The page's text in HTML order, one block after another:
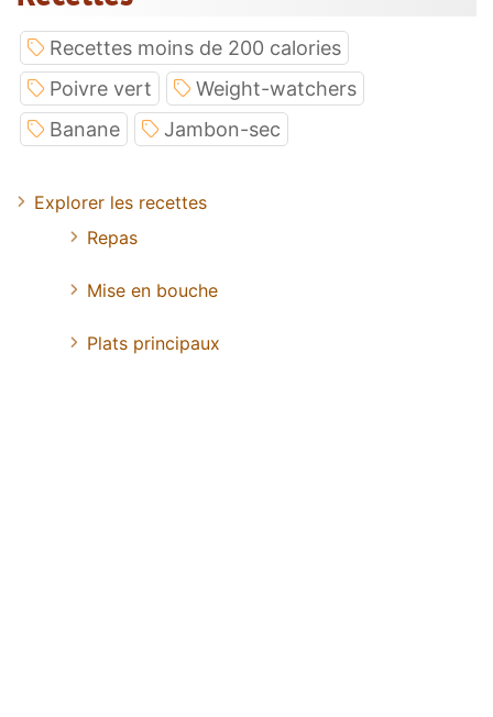
Recettes moins de 200 calories
Poivre vert
Weight-watchers
Banane
Jambon-sec
Explorer les recettes
Repas
Mise en bouche
Plats principaux